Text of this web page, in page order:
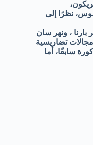
نظرًا إلى
بارنا ، ونهر سان
تضاريسية
سابقًا، أما